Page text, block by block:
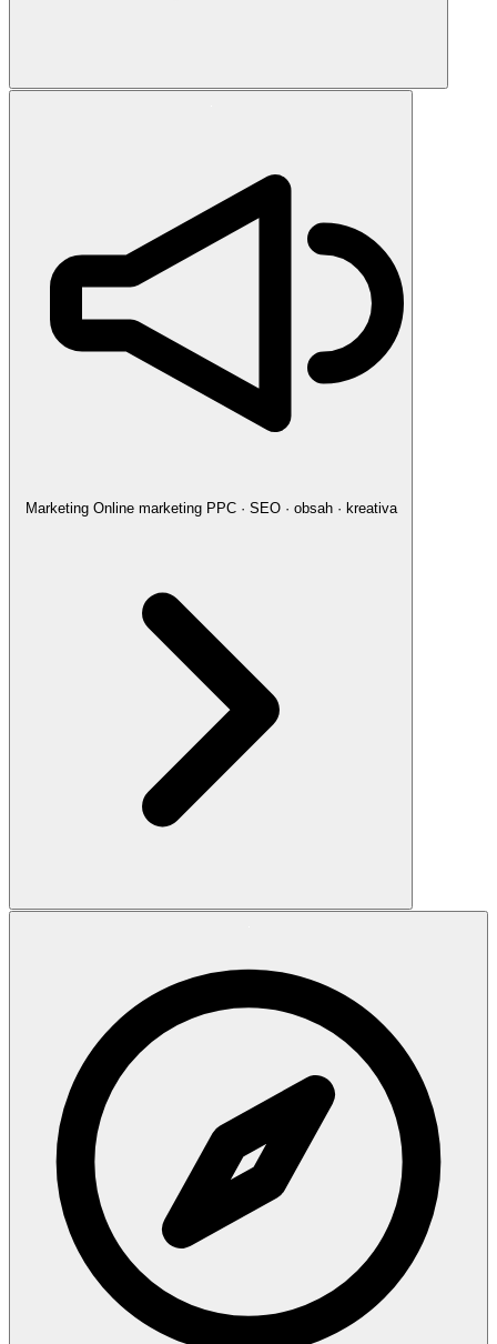
Marketing Online marketing PPC · SEO · obsah · kreativa